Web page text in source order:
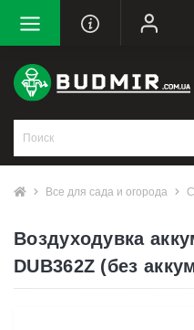
Все для сада и огорода
Воздуходувка
DUB362Z (без